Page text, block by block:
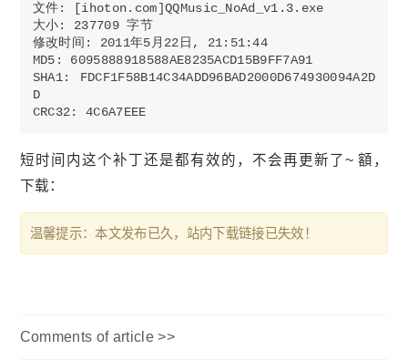
文件: [ihoton.com]QQMusic_NoAd_v1.3.exe
大小: 237709 字节
修改时间: 2011年5月22日, 21:51:44
MD5: 6095888918588AE8235ACD15B9FF7A91
SHA1: FDCF1F58B14C34ADD96BAD2000D674930094A2D
D
短时间内这个补丁还是都有效的，不会再更新了~ 額，
下载：
温馨提示：本文发布已久，站内下载链接已失效！
Comments of article >>